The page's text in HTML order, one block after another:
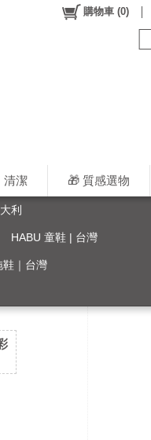
清潔 🎁 質感選物
購物車 (0)
利
HABU 童鞋 | 台灣
鞋｜台灣